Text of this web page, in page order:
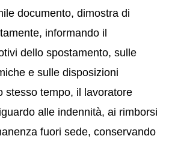
documento, dimostra di
informando il
dello spostamento, sulle
e sulle disposizioni
stesso tempo, il lavoratore
alle indennità, ai rimborsi
fuori sede, conservando